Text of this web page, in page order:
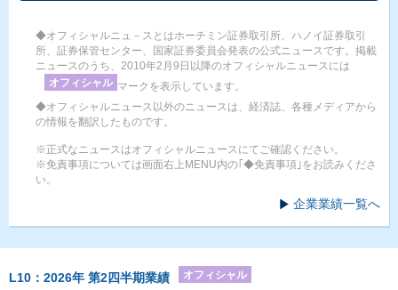
◆オフィシャルニュ－スとはホーチミン証券取引所、ハノイ証券取引
所、証券保管センター、国家証券委員会発表の公式ニュースです。掲載
ニュースのうち、2010年2月9日以降のオフィシャルニュースには
オフィシャル マークを表示しています。
◆オフィシャルニュース以外のニュースは、経済誌、各種メディアから
の情報を翻訳したものです。
※正式なニュースはオフィシャルニュースにてご確認ください。
※免責事項については画面右上MENU内の｢◆免責事項｣をお読みくださ
い。
企業業績一覧へ
L10：2026年 第2四半期業績 オフィシャル